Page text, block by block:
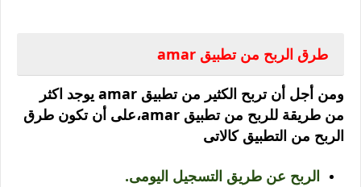
طرق الربح من تطبيق amar
ومن أجل أن تربح الكثير من تطبيق amar يوجد اكثر
من طريقة للربح من تطبيق amar،على أن تكون طرق
الربح من التطبيق كالاتى
الربح عن طريق التسجيل اليومى.